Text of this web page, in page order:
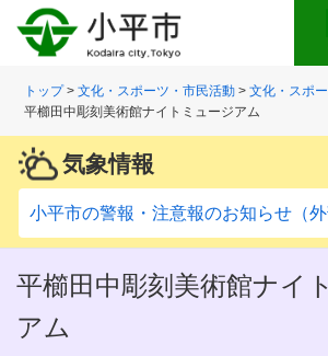
トップ>文化・スポーツ・市民活動 >文化・スポ
平櫛田中彫刻美術館ナイトミュージアム
気象情報
小平市の警報・注意報のお知らせ（外
平櫛田中彫刻美術館ナイ
アム